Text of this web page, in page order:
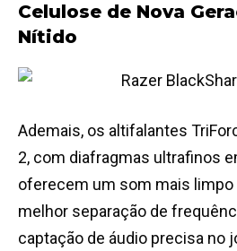
Celulose de Nova
Nítido
Ademais, os altifalantes
2, com diafragmas ultrafinos
oferecem um som mais limpo
melhor separação de
captação de áudio precisa no